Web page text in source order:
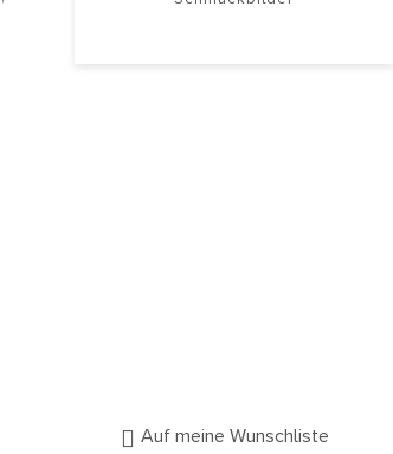
Auf meine Wunschliste